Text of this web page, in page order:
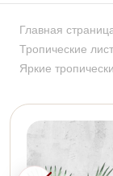
Главная
Тропические
Яркие